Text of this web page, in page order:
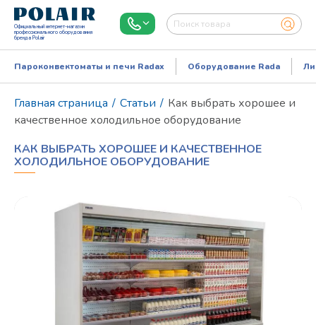
Официальный интернет-магазин
профессионального оборудования
бренда Polair
Режим работы:Пн..Пт: 9.00-18.00
Пароконвектоматы и печи Radax Оборудование Rada
Главная страница / Статьи / Как выбрать хорошее и
качественное холодильное оборудование
КАК ВЫБРАТЬ ХОРОШЕЕ И КАЧЕСТВЕННОЕ
ХОЛОДИЛЬНОЕ ОБОРУДОВАНИЕ